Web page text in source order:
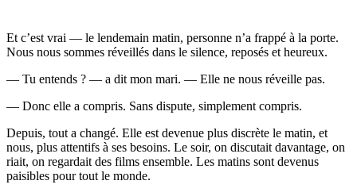
Et c’est vrai — le lendemain matin, personne n’a frappé à la porte.
Nous nous sommes réveillés dans le silence, reposés et heureux.
— Tu entends ? — a dit mon mari. — Elle ne nous réveille pas.
— Donc elle a compris. Sans dispute, simplement compris.
Depuis, tout a changé. Elle est devenue plus discrète le matin, et
nous, plus attentifs à ses besoins. Le soir, on discutait davantage, on
riait, on regardait des films ensemble. Les matins sont devenus
paisibles pour tout le monde.